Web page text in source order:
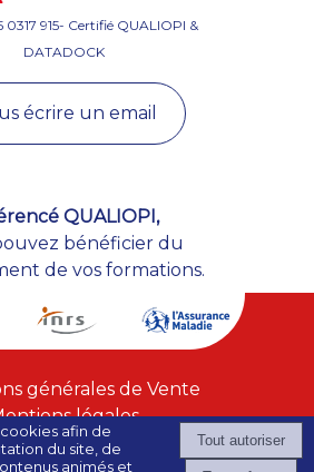
0317 915- Certifié QUALIOPI &
DATADOCK
écrire un email
QUALIOPI,
bénéficier du
de vos formations.
générales de Vente
légales
afin de
du site, de
animés et